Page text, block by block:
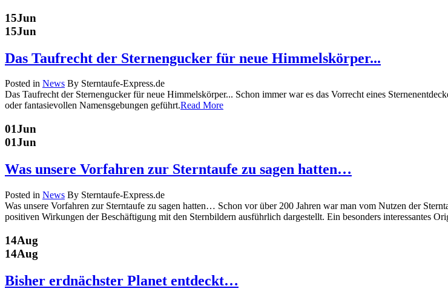
15Jun
15Jun
Das Taufrecht der Sternengucker für neue Himmelskörper...
Posted in News By Sterntaufe-Express.de
Das Taufrecht der Sternengucker für neue Himmelskörper... Schon immer war es das Vorrecht eines
oder fantasievollen Namensgebungen geführt.Read More
01Jun
01Jun
Was unsere Vorfahren zur Sterntaufe zu sagen hatten…
Posted in News By Sterntaufe-Express.de
Was unsere Vorfahren zur Sterntaufe zu sagen hatten… Schon vor über 200 Jahren war man vom Nutzen der
positiven Wirkungen der Beschäftigung mit den Sternbildern ausführlich dargestellt. Ein besonders interessantes
14Aug
14Aug
Bisher erdnächster Planet entdeckt…